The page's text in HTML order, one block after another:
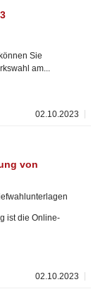
Sie
am...
02.10.2023
von
ist die Online-
02.10.2023